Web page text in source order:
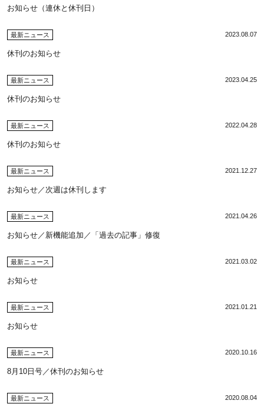
お知らせ（連休と休刊日）
最新ニュース 2023.08.07
休刊のお知らせ
最新ニュース 2023.04.25
休刊のお知らせ
最新ニュース 2022.04.28
休刊のお知らせ
最新ニュース 2021.12.27
お知らせ／次週は休刊します
最新ニュース 2021.04.26
お知らせ／新機能追加／「過去の記事」修復
最新ニュース 2021.03.02
お知らせ
最新ニュース 2021.01.21
お知らせ
最新ニュース 2020.10.16
8月10日号／休刊のお知らせ
最新ニュース 2020.08.04